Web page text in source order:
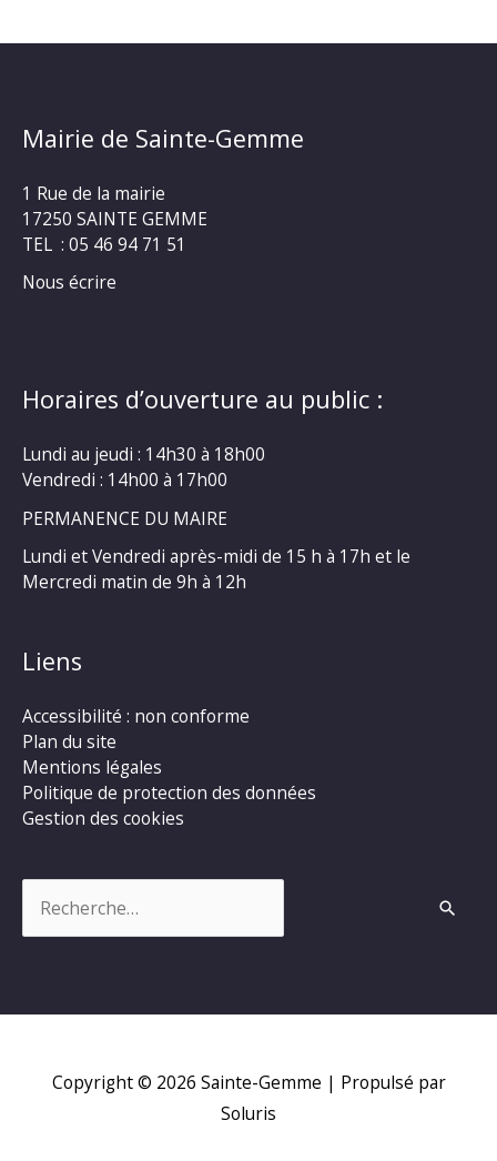
Mairie de Sainte-Gemme
1 Rue de la mairie
17250 SAINTE GEMME
TEL : 05 46 94 71 51
Nous écrire
Horaires d’ouverture au public :
Lundi au jeudi : 14h30 à 18h00
Vendredi : 14h00 à 17h00
PERMANENCE DU MAIRE
Lundi et Vendredi après-midi de 15 h à 17h et le
Mercredi matin de 9h à 12h
Liens
Accessibilité : non conforme
Plan du site
Mentions légales
Politique de protection des données
Gestion des cookies
Copyright © 2026 Sainte-Gemme | Propulsé par
Soluris